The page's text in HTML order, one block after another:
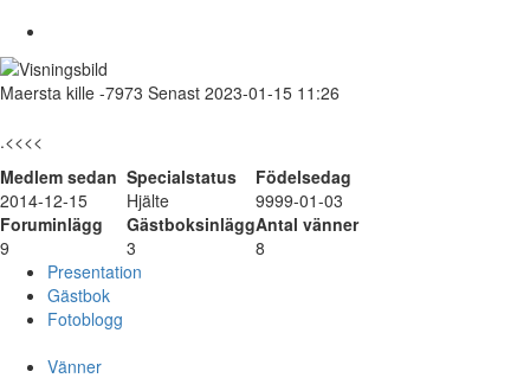
Maersta kille -7973 Senast 2023-01-15 11:26
.<<<<
Medlem sedan Specialstatus
Födelsedag
2014-12-15
Hjälte
9999-01-03
Foruminlägg
GästboksinläggAntal vänner
9
3
8
Presentation
Gästbok
Fotoblogg
Vänner